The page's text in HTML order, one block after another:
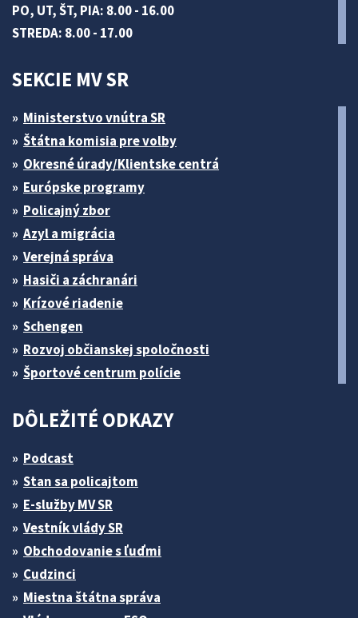
PO, UT, ŠT, PIA: 8.00 - 16.00
STREDA: 8.00 - 17.00
SEKCIE MV SR
Ministerstvo vnútra SR
Štátna komisia pre volby
Okresné úrady/Klientske centrá
Európske programy
Policajný zbor
Azyl a migrácia
Verejná správa
Hasiči a záchranári
Krízové riadenie
Schengen
Rozvoj občianskej spoločnosti
Športové centrum polície
DÔLEŽITÉ ODKAZY
Podcast
Stan sa policajtom
E-služby MV SR
Vestník vlády SR
Obchodovanie s ľuďmi
Cudzinci
Miestna štátna správa